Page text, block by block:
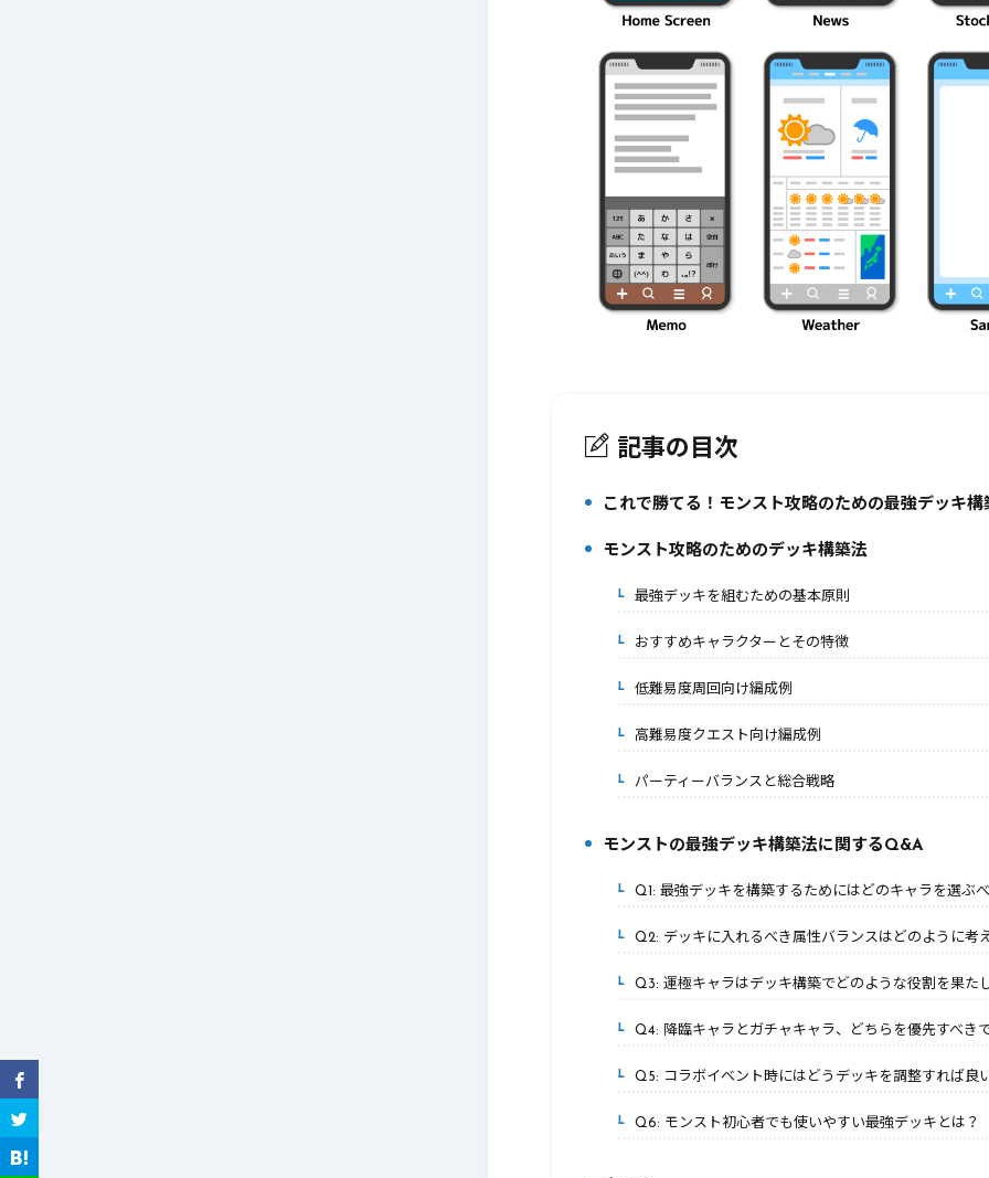
記事の目次
これで勝てる！モンスト攻略のための最強デッキ構
モンスト攻略のためのデッキ構築法
2-1.最強デッキを組むための基本原則
2-2.おすすめキャラクターとその特徴
2-3.低難易度周回向け編成例
2-4.高難易度クエスト向け編成例
2-5.パーティーバランスと総合戦略
モンストの最強デッキ構築法に関するQ&A
3-1.Q1: 最強デッキを構築するためにはどのキャラを選ぶ
3-2.Q2: デッキに入れるべき属性バランスはどのように考
3-3.Q3: 運極キャラはデッキ構築でどのような役割を果た
3-4.Q4: 降臨キャラとガチャキャラ、どちらを優先すべき
3-5.Q5: コラボイベント時にはどうデッキを調整すれば良
3-6.Q6: モンスト初心者でも使いやすい最強デッキとは？